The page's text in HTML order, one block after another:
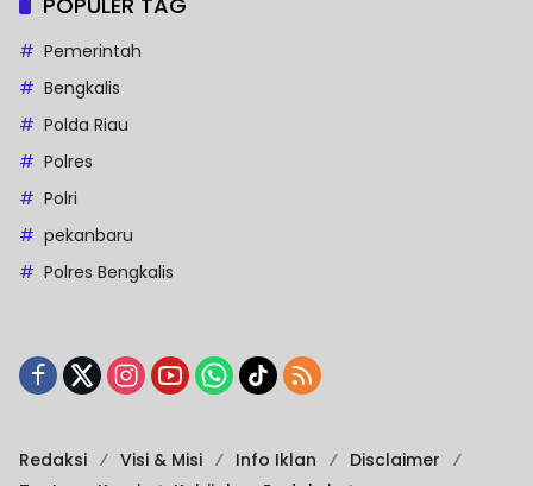
Pemerintah
Bengkalis
Polda Riau
Polres
Polri
pekanbaru
Polres Bengkalis
Redaksi Visi & Misi Info Iklan
Disclaimer